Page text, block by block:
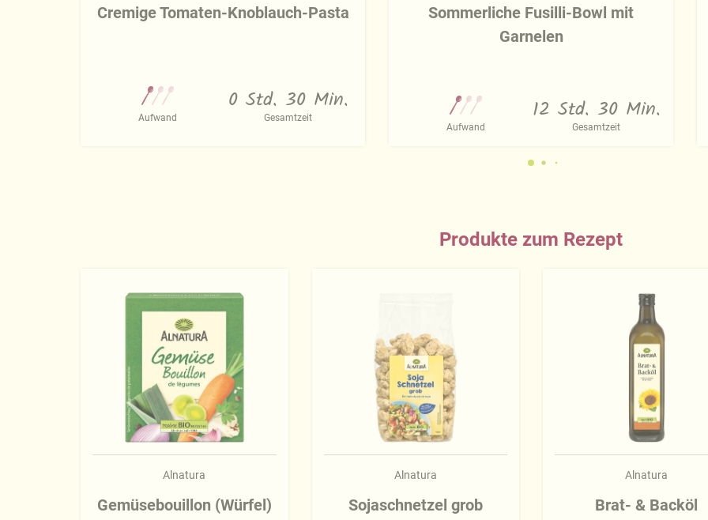
Cremige Tomaten-Knoblauch-Pasta
Aufwand
0 Std. 30 Min.
Gesamtzeit
Sommerliche Fusilli-Bowl mit
Garnelen
Aufwand
12 Std. 30 Min.
Gesamtzeit
Produkte zum Rezept
Alnatura
Gemüsebouillon (Würfel)
Alnatura
Sojaschnetzel grob
Alnatura
Brat- & Backöl